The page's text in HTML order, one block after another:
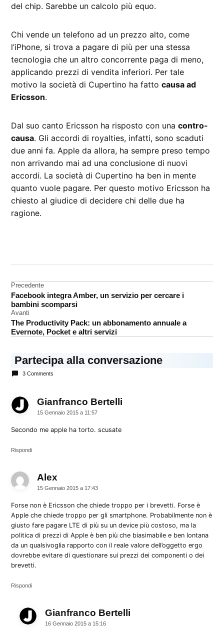
del chip. Sarebbe un calcolo più equo.
Chi vende un telefono ad un prezzo alto, come
l’iPhone, si trova a pagare di più per una stessa
tecnologia che un altro concorrente paga di meno,
applicando prezzi di vendita inferiori. Per tale
motivo la società di Cupertino ha fattocausa ad
Ericsson.
Dal suo canto Ericsson ha risposto con unacontro-
causa. Gli accordi di royalties, infatti, sono scaduti
due anni fa. Apple da allora, ha sempre preso tempo
non arrivando mai ad una conclusione di nuovi
accordi. La società di Cupertino ha ben in mente
quanto vuole pagare. Per questo motivo Ericsson ha
chiesto al giudice di decidere chi delle due ha
ragione.
Ericsson
LTE
Navigazione
articoli
Precedente
Facebook integra Amber, un servizio per cercare i
bambini scomparsi
Avanti
The Productivity Pack: un abbonamento annuale a
Evernote, Pocket e altri servizi
Partecipa alla conversazione
3 Comments
Gianfranco Bertelli
15 Gennaio 2015 a 11:57
Secondo me apple ha torto. scusate
Rispondi
Alex
15 Gennaio 2015 a 17:43
Forse non è Ericsson che chiede troppo per i brevetti. Forse è
Apple che chiede troppo per gli smartphone. Probabilmente non è
giusto fare pagare LTE di più su un device più costoso, ma la
politica di prezzi di Apple è ben più che biasimabile e ben lontana
da un qualsivoglia rapporto con il reale valore dell’oggetto ergo
dovrebbe evitare di questionare sui prezzi dei componenti o dei
brevetti.
Rispondi
Gianfranco Bertelli
16 Gennaio 2015 a 15:16